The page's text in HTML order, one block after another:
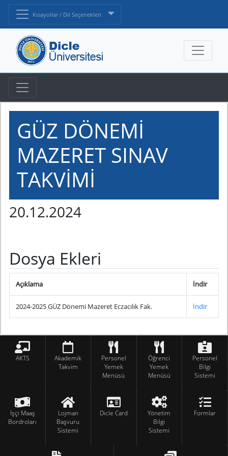
Kısayollar / Dil Seçenekleri
GÜZ DÖNEMİ
MAZERET SINAV
TAKVİMİ
20.12.2024
Dosya Ekleri
Açıklama İndir
2024-2025 GÜZ Dönemi Mazeret Eczacılık Fak. İndir
AKTS
Akademik
Takvim
Personel
Yemek
Menüsü
Öğrenci
Yemek
Menüsü
Personel
Bilgi
Sistemi
İşçi Maaş
Bordroları
Lojman
Başvuru
Sistemi
Dicle Card
Yönetim
Bilgi
Sistemi
Formlar